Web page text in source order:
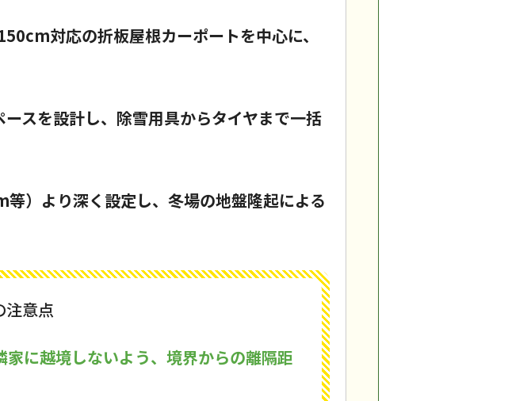
対応の折板屋根カーポートを中心に、
スを設計し、除雪用具からタイヤまで一括
）より深く設定し、冬場の地盤隆起による
注意点
に越境しないよう、境界からの離隔距